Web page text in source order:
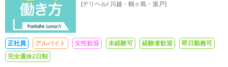
[デリヘル/ 川越・鶴ヶ島・坂戸]
正社員 アルバイト 女性歓迎 未経験可 経験者歓迎
即日勤務可
完全週休2日制